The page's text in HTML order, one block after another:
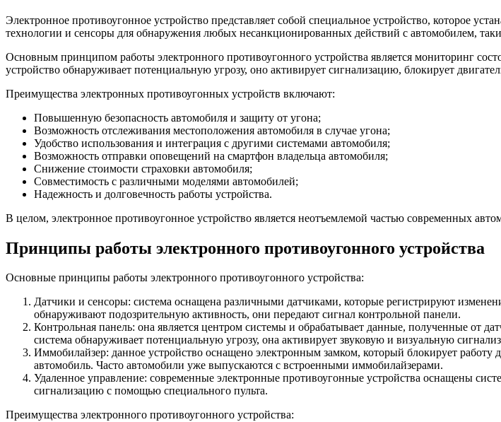
Электронное противоугонное устройство представляет собой специальное устройство, которое
технологии и сенсоры для обнаружения любых несанкционированных действий с автомобилем,
Основным принципом работы электронного противоугонного устройства является мониторинг
устройство обнаруживает потенциальную угрозу, оно активирует сигнализацию, блокирует
Преимущества электронных противоугонных устройств включают:
Повышенную безопасность автомобиля и защиту от угона;
Возможность отслеживания местоположения автомобиля в случае угона;
Удобство использования и интеграция с другими системами автомобиля;
Возможность отправки оповещений на смартфон владельца автомобиля;
Снижение стоимости страховки автомобиля;
Совместимость с различными моделями автомобилей;
Надежность и долговечность работы устройства.
В целом, электронное противоугонное устройство является неотъемлемой частью современных
Принципы работы электронного противоугонного устройства
Основные принципы работы электронного противоугонного устройства:
Датчики и сенсоры: система оснащена различными датчиками, которые регистрируют
обнаруживают подозрительную активность, они передают сигнал контрольной панели.
Контрольная панель: она является центром системы и обрабатывает данные, полученные от
система обнаруживает потенциальную угрозу, она активирует звуковую и визуальную
Иммобилайзер: данное устройство оснащено электронным замком, который блокирует работу
автомобиль. Часто автомобили уже выпускаются с встроенными иммобилайзерами.
Удаленное управление: современные электронные противоугонные устройства оснащены
сигнализацию с помощью специального пульта.
Преимущества электронного противоугонного устройства: